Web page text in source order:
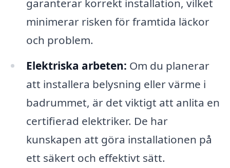
garanterar korrekt installation, vilket
minimerar risken för framtida läckor
och problem.
Elektriska arbeten: Om du planerar
att installera belysning eller värme i
badrummet, är det viktigt att anlita en
certifierad elektriker. De har
kunskapen att göra installationen på
ett säkert och effektivt sätt.